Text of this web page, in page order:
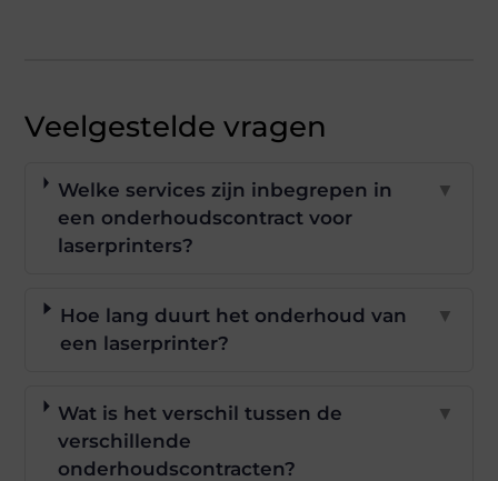
Veelgestelde vragen
Welke services zijn inbegrepen in
een onderhoudscontract voor
laserprinters?
▼
Hoe lang duurt het onderhoud van
een laserprinter?
▼
Wat is het verschil tussen de
verschillende
onderhoudscontracten?
▼